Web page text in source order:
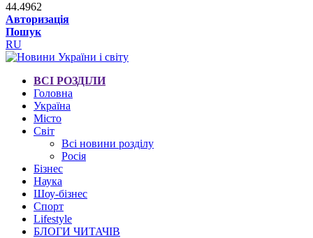
44.4962
Авторизація
Пошук
RU
ВСІ РОЗДІЛИ
Головна
Україна
Місто
Світ
Всі новини розділу
Росія
Бізнес
Наука
Шоу-бізнес
Спорт
Lifestyle
БЛОГИ ЧИТАЧІВ